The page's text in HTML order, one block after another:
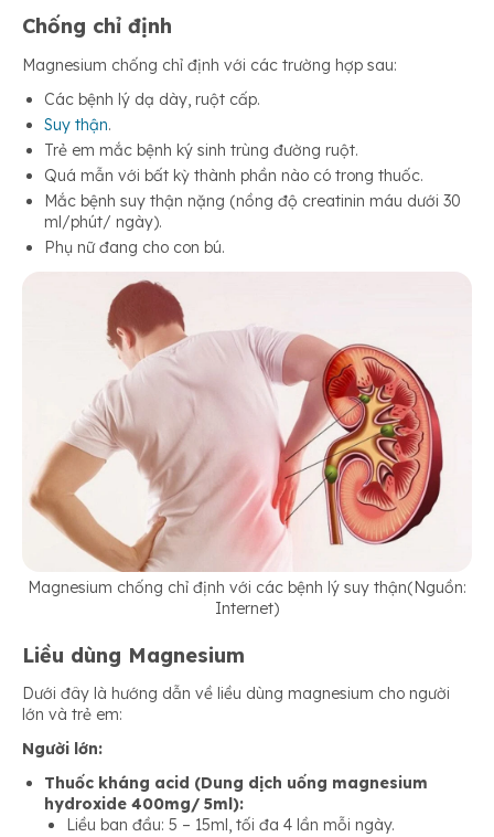
Chống chỉ định
Magnesium chống chỉ định với các trường hợp sau:
Các bệnh lý dạ dày, ruột cấp.
Suy thận.
Trẻ em mắc bệnh ký sinh trùng đường ruột.
Quá mẫn với bất kỳ thành phần nào có trong thuốc.
Mắc bệnh suy thận nặng (nồng độ creatinin máu dưới 30
ml/phút/ ngày).
Phụ nữ đang cho con bú.
Magnesium chống chỉ định với các bệnh lý suy thận(Nguồn:
Internet)
Liều dùng Magnesium
Dưới đây là hướng dẫn về liều dùng magnesium cho người
lớn và trẻ em:
Người lớn:
Thuốc kháng acid (Dung dịch uống magnesium
hydroxide 400mg/ 5ml):
Liều ban đầu: 5 – 15ml, tối đa 4 lần mỗi ngày.